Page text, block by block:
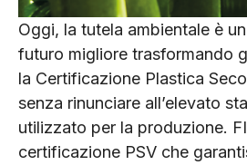
Oggi, la tutela ambientale è
futuro migliore trasformando
la Certificazione Plastica
senza rinunciare all’elevato
utilizzato per la produzione.
certificazione PSV che